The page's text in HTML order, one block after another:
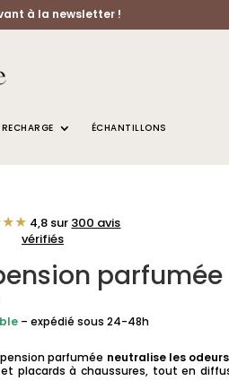
à la newsletter !
RECHARGE
ÉCHANTILLONS
4,8 sur 300 avis
vérifiés
parfumée
– expédié sous 24-48h
parfumée neutralise les
et placards à chaussures, tout en